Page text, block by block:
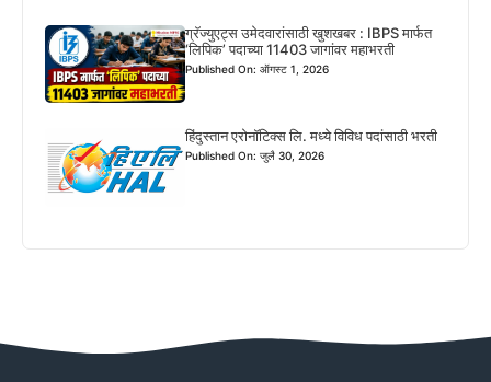
ग्रॅज्युएट्स उमेदवारांसाठी खुशखबर : IBPS मार्फत
‘लिपिक’ पदाच्या 11403 जागांवर महाभरती
Published On: ऑगस्ट 1, 2026
हिंदुस्तान एरोनॉटिक्स लि. मध्ये विविध पदांसाठी भरती
Published On: जुलै 30, 2026